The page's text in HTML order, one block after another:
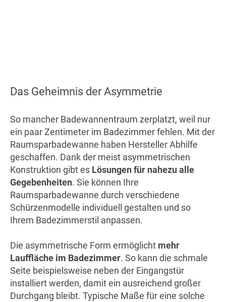
Das Geheimnis der Asymmetrie
So mancher Badewannentraum zerplatzt, weil nur
ein paar Zentimeter im Badezimmer fehlen. Mit der
Raumsparbadewanne haben Hersteller Abhilfe
geschaffen. Dank der meist asymmetrischen
Konstruktion gibt es Lösungen für nahezu alle
Gegebenheiten. Sie können Ihre
Raumsparbadewanne durch verschiedene
Schürzenmodelle individuell gestalten und so
Ihrem Badezimmerstil anpassen.
Die asymmetrische Form ermöglicht mehr
Lauffläche im Badezimmer. So kann die schmale
Seite beispielsweise neben der Eingangstür
installiert werden, damit ein ausreichend großer
Durchgang bleibt. Typische Maße für eine solche